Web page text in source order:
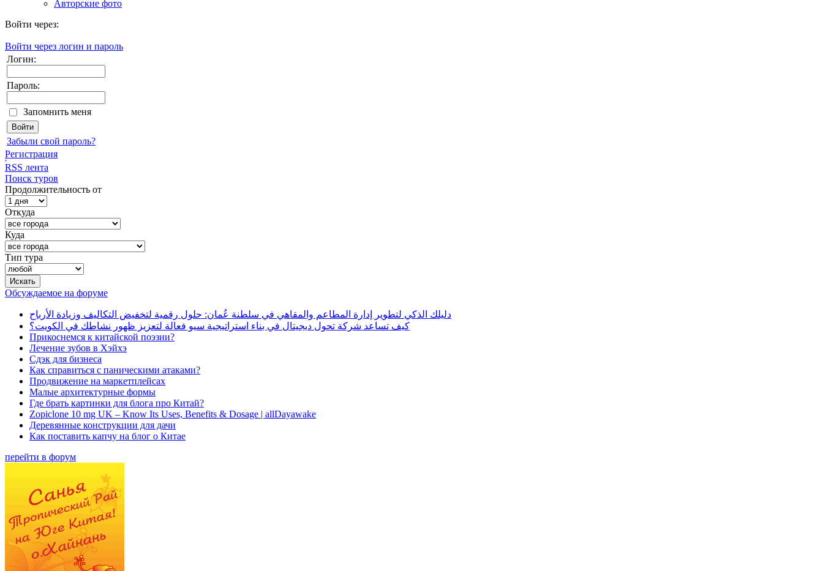
Авторские фото
Войти через:
Войти через логин и пароль
Логин:
Пароль:
Запомнить меня
Забыли свой пароль?
Регистрация
RSS лента
Поиск туров
Продолжительность от
Откуда
Куда
Тип тура
Обсуждаемое на форуме
دليلك الذكي لتطوير إدارة المطاعم والمقاهي في سلطنة عُمان: حلول رقمية لتخفيض التكاليف وزيادة الأرباح
كيف تساعد شركة تحول ديجيتال في بناء استراتيجية سيو فعالة لتعزيز ظهور نشاطك في الكويت؟
Прикоснемся к китайской поэзии?
Лечение зубов в Хэйхэ
Сдэк для бизнеса
Как справиться с паническими атаками?
Продвижение на маркетплейсах
Малые архитектурные формы
Где брать картинки для блога про Китай?
Zopiclone 10 mg UK – Know Its Uses, Benefits & Dosage | allDayawake
Деревянные конструкции для дачи
Как поставить капчу на блог о Китае
перейти в форум